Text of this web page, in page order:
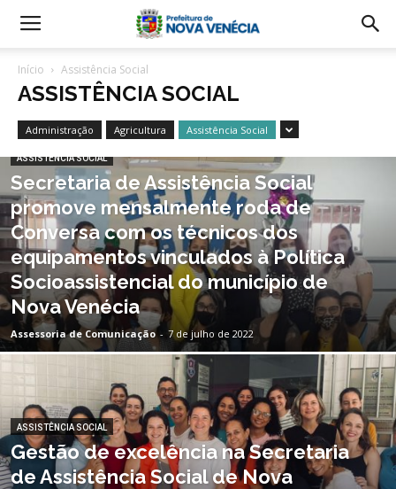
Início Assistência Social
ASSISTÊNCIA SOCIAL
Administração Agricultura Assistência Social
ASSISTÊNCIA SOCIAL
Secretaria de Assistência Social
promove mensalmente roda de
Conversa com os técnicos dos
equipamentos vinculados à Política
Socioassistencial do município de
Nova Venécia
Assessoria de Comunicação - 7 de julho de 2022
ASSISTÊNCIA SOCIAL
Gestão de excelência na Secretaria
de Assistência Social de Nova